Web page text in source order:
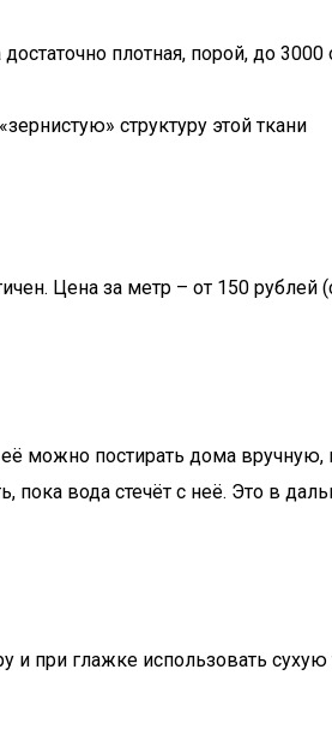
плотная, порой, до
структуру этой ткани
Цена за метр – от 150 рублей
можно постирать дома
вода стечёт с неё. Это в
при глажке использовать